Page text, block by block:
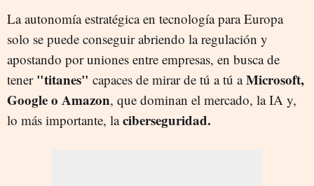
La autonomía estratégica en tecnología para Europa
solo se puede conseguir abriendo la regulación y
apostando por uniones entre empresas, en busca de
tener "titanes" capaces de mirar de tú a tú aMicrosoft,
Google o Amazon, que dominan el mercado, la IA y,
lo más importante, laciberseguridad.